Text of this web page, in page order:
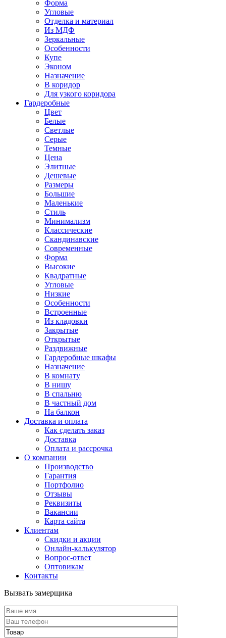
Форма
Угловые
Отделка и материал
Из МДФ
Зеркальные
Особенности
Купе
Эконом
Назначение
В коридор
Для узкого коридора
Гардеробные
Цвет
Белые
Светлые
Серые
Темные
Цена
Элитные
Дешевые
Размеры
Большие
Маленькие
Стиль
Минимализм
Классические
Скандинавские
Современные
Форма
Высокие
Квадратные
Угловые
Низкие
Особенности
Встроенные
Из кладовки
Закрытые
Открытые
Раздвижные
Гардеробные шкафы
Назначение
В комнату
В нишу
В спальню
В частный дом
На балкон
Доставка и оплата
Как сделать заказ
Доставка
Оплата и рассрочка
О компании
Производство
Гарантия
Портфолио
Отзывы
Реквизиты
Вакансии
Карта сайта
Клиентам
Скидки и акции
Онлайн-калькулятор
Вопрос-ответ
Оптовикам
Контакты
Вызвать замерщика